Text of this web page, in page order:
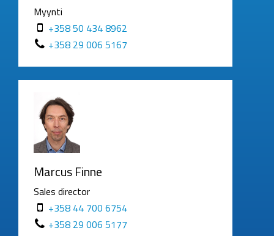
Myynti
+358 50 434 8962
+358 29 006 5167
Marcus Finne
Sales director
+358 44 700 6754
+358 29 006 5177